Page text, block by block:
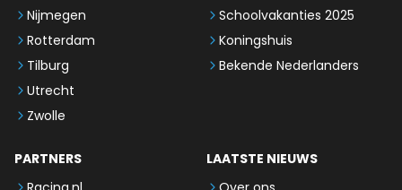
Nijmegen
Rotterdam
Tilburg
Utrecht
Zwolle
Schoolvakanties 2025
Koningshuis
Bekende Nederlanders
PARTNERS
LAATSTE NIEUWS